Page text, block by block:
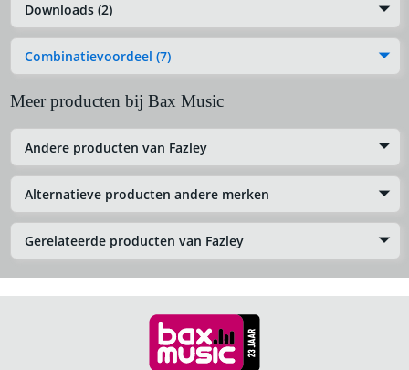
Downloads (2)
Combinatievoordeel (7)
Meer producten bij Bax Music
Andere producten van Fazley
Alternatieve producten andere merken
Gerelateerde producten van Fazley